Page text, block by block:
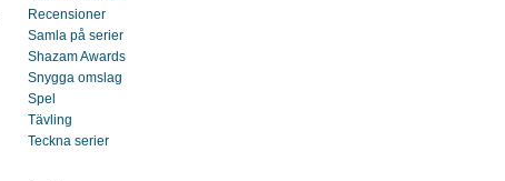
Recensioner
Samla på serier
Shazam Awards
Snygga omslag
Spel
Tävling
Teckna serier